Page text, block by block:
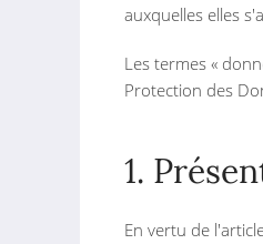
auxquelles elles
Les termes «
Protection des
1.
En vertu de